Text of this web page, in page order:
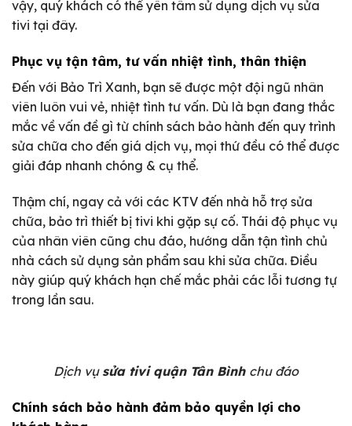
vậy, quý khách có thể yên tâm sử dụng dịch vụ sửa
tivi tại đây.
Phục vụ tận tâm, tư vấn nhiệt tình, thân thiện
Đến với Bảo Trì Xanh, bạn sẽ được một đội ngũ nhân
viên luôn vui vẻ, nhiệt tình tư vấn. Dù là bạn đang thắc
mắc về vấn đề gì từ chính sách bảo hành đến quy trình
sửa chữa cho đến giá dịch vụ, mọi thứ đều có thể được
giải đáp nhanh chóng & cụ thể.
Thậm chí, ngay cả với các KTV đến nhà hỗ trợ sửa
chữa, bảo trì thiết bị tivi khi gặp sự cố. Thái độ phục vụ
của nhân viên cũng chu đáo, hướng dẫn tận tình chủ
nhà cách sử dụng sản phẩm sau khi sửa chữa. Điều
này giúp quý khách hạn chế mắc phải các lỗi tương tự
trong lần sau.
Dịch vụsửa tivi quận Tân Bình chu đáo
Chính sách bảo hành đảm bảo quyền lợi cho